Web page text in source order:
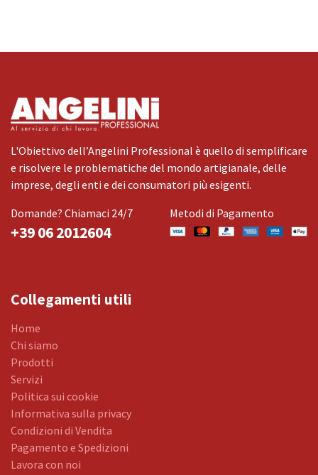
L'Obiettivo dell’Angelini Professional è quello di semplificare
e risolvere le problematiche del mondo artigianale, delle
imprese, degli enti e dei consumatori più esigenti.
Domande? Chiamaci 24/7
+39 06 2012604
Metodi di Pagamento
Collegamenti utili
Home
Chi siamo
Prodotti
Servizi
Politica sui cookie
Informativa sulla privacy
Condizioni di Vendita
Pagamento e Spedizioni
Lavora con noi